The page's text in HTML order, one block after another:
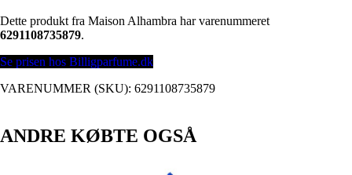
Dette produkt fra Maison Alhambra har varenummeret
6291108735879.
Se prisen hos Billigparfume.dk
VARENUMMER (SKU): 6291108735879
ANDRE KØBTE OGSÅ